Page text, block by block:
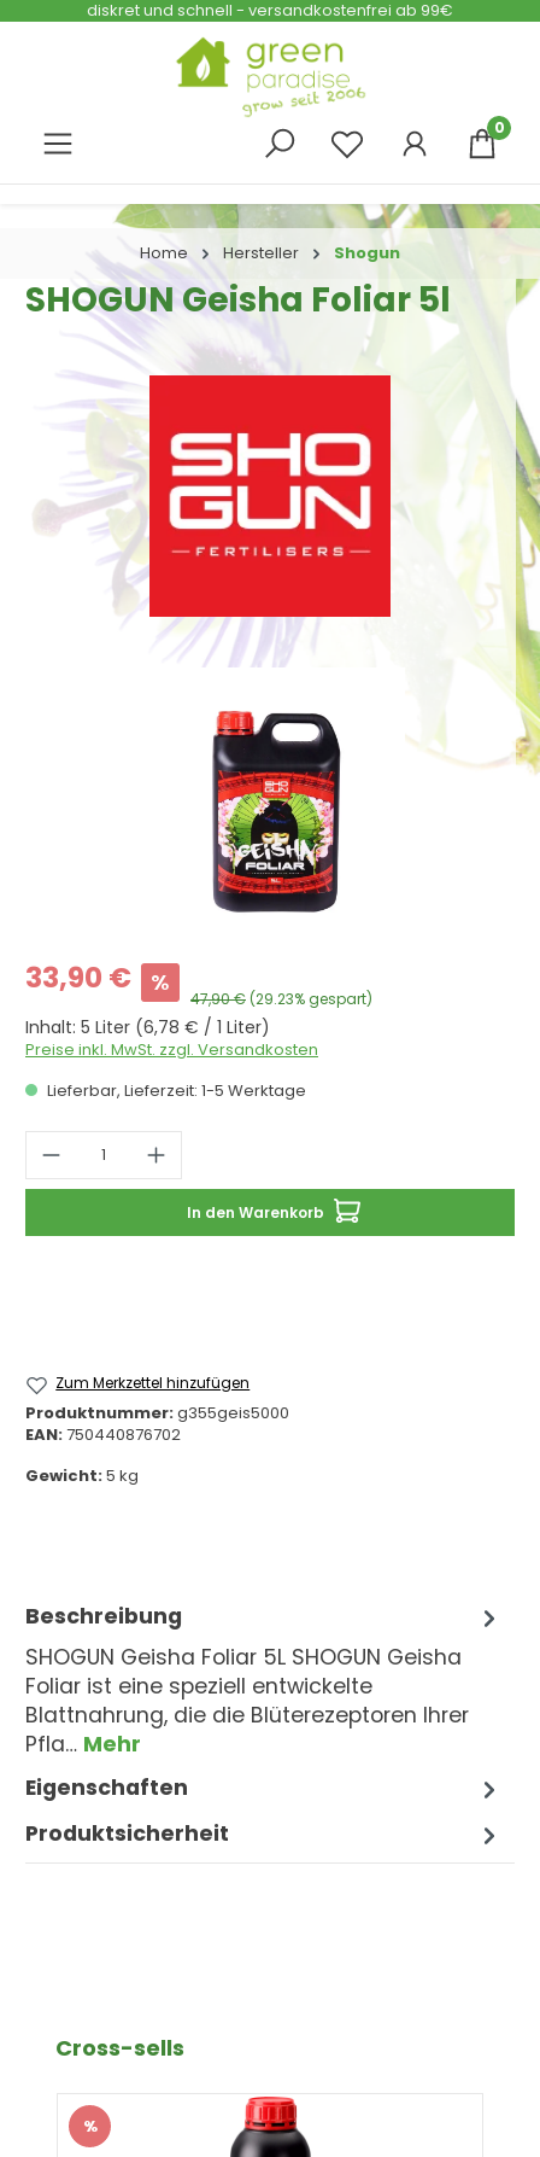
Zum Hauptinhalt springen
diskret und schnell - versandkostenfrei ab 99€
0
Home Hersteller Shogun
SHOGUN Geisha Foliar 5l
Verkaufspreis:
33,90 € %
Regulärer Preis:
47,90 € (29.23% gespart)
Inhalt: 5 Liter (6,78 € / 1 Liter)
Preise inkl. MwSt. zzgl. Versandkosten
Lieferbar, Lieferzeit: 1-5 Werktage
Produkt Anzahl: Gib den
In den Warenkorb
Zum Merkzettel hinzufügen
Produktnummer:g355geis5000
EAN:750440876702
Gewicht:5 kg
Beschreibung
SHOGUN Geisha Foliar 5L SHOGUN Geisha
Foliar ist eine speziell entwickelte
Blattnahrung, die die Blüterezeptoren Ihrer
Pfla… Mehr
Eigenschaften
Produktsicherheit
Produktgalerie überspringen
Cross-sells
Rabatt
%